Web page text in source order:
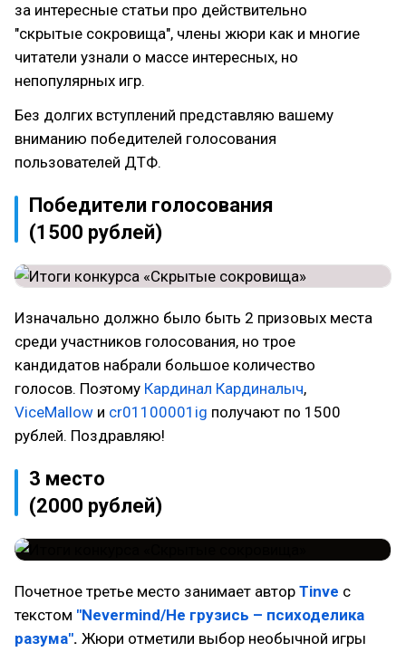
за интересные статьи про действительно
"скрытые сокровища", члены жюри как и многие
читатели узнали о массе интересных, но
непопулярных игр.
Без долгих вступлений представляю вашему
вниманию победителей голосования
пользователей ДТФ.
Победители голосования
(1500 рублей)
Изначально должно было быть 2 призовых места
среди участников голосования, но трое
кандидатов набрали большое количество
голосов. Поэтому Кардинал Кардиналыч,
ViceMallow и cr01100001ig получают по 1500
рублей. Поздравляю!
3 место
(2000 рублей)
Почетное третье место занимает автор Tinve с
текстом "Nevermind/Не грузись – психоделика
разума". Жюри отметили выбор необычной игры